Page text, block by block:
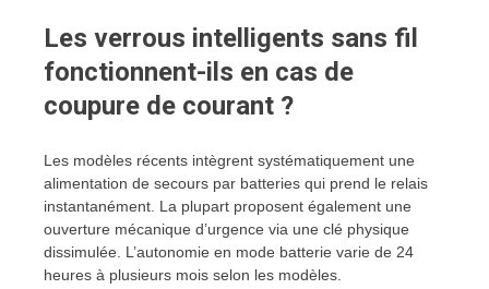
Les verrous intelligents sans fil
fonctionnent-ils en cas de
coupure de courant ?
Les modèles récents intègrent systématiquement une
alimentation de secours par batteries qui prend le relais
instantanément. La plupart proposent également une
ouverture mécanique d’urgence via une clé physique
dissimulée. L’autonomie en mode batterie varie de 24
heures à plusieurs mois selon les modèles.